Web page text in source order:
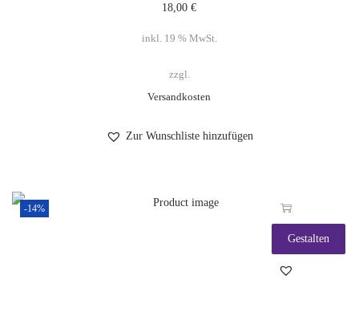
18,00€
inkl. 19 % MwSt.
zzgl.
Versandkosten
Zur Wunschliste hinzufügen
-14%
Gestalten